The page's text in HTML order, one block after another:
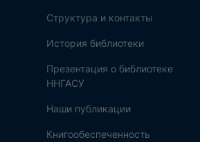
Структура и контакты
История библиотеки
Презентация о библиотеке
ННГАСУ
Наши публикации
Книгообеспеченность